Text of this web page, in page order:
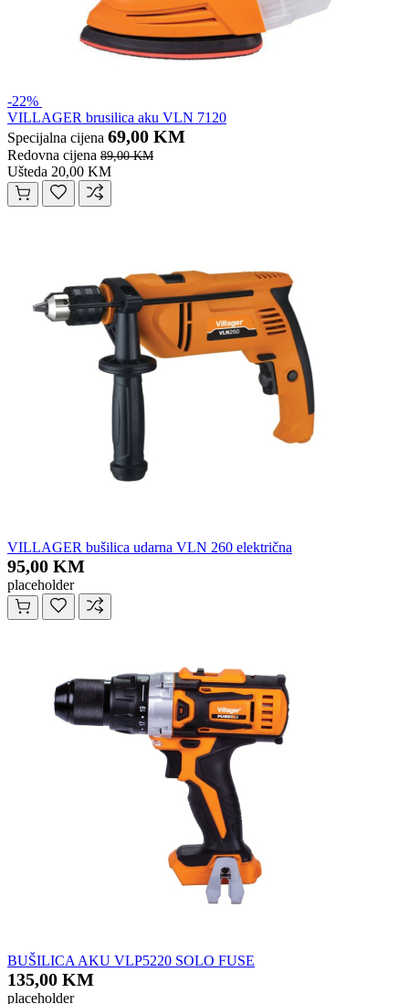
-22%
VILLAGER brusilica aku VLN 7120
Specijalna cijena 69,00 KM
Redovna cijena 89,00 KM
Ušteda 20,00 KM
VILLAGER bušilica udarna VLN 260 električna
95,00 KM
placeholder
BUŠILICA AKU VLP5220 SOLO FUSE
135,00 KM
placeholder